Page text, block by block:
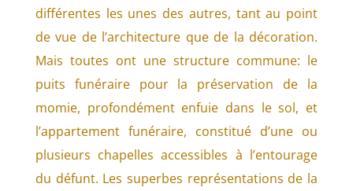
différentes les unes des autres, tant au point
de vue de l’architecture que de la décoration.
Mais toutes ont une structure commune: le
puits funéraire pour la préservation de la
momie, profondément enfuie dans le sol, et
l’appartement funéraire, constitué d’une ou
plusieurs chapelles accessibles à l’entourage
du défunt. Les superbes représentations de la